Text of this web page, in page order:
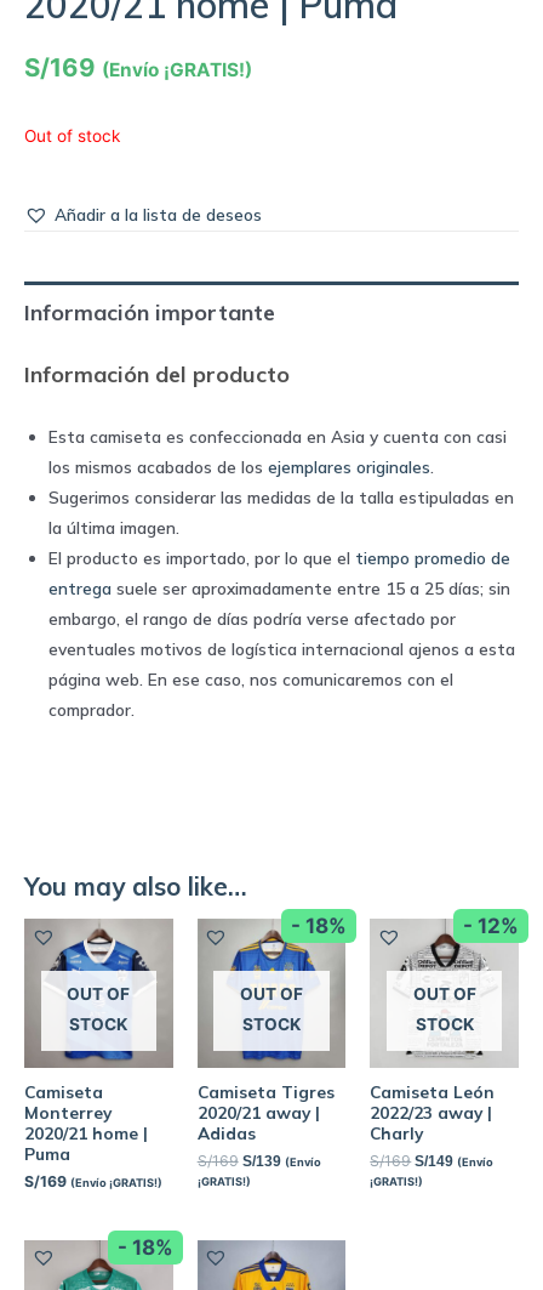
S/169 (Envío ¡GRATIS!)
Out of stock
Añadir a la lista de deseos
Información importante
Información del producto
Esta camiseta es confeccionada en Asia y cuenta con casi
los mismos acabados de los ejemplares originales
Sugerimos considerar las medidas de la talla estipuladas en
la última imagen.
El producto es importado, por lo que el tiempo promedio de
entrega suele ser aproximadamente entre 15 a 25 días; sin
embargo, el rango de días podría verse afectado por
eventuales motivos de logística internacional ajenos a esta
página web. En ese caso, nos comunicaremos con el
comprador.
You may also like…
OUT OF
STOCK
Camiseta
Monterrey
2020/21 home |
Puma
S/169 (Envío ¡GRATIS!)
- 18%
OUT OF
STOCK
Camiseta Tigres
2020/21 away |
Adidas
S/169 S/139 (Envío
¡GRATIS!)
- 12%
OUT OF
STOCK
Camiseta León
2022/23 away |
Charly
S/169 S/149 (Envío
¡GRATIS!)
- 18%